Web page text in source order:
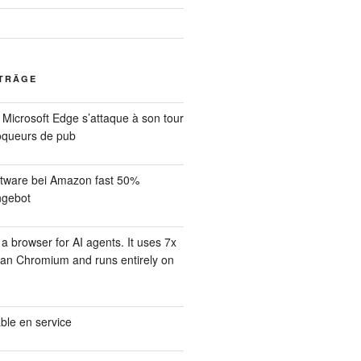
Edge s’attaque à son tour
de pub
bei Amazon fast 50%
browser for AI agents. It uses 7x
Chromium and runs entirely on
en service